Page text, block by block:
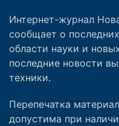
Интернет-журнал
сообщает о
области науки и
последние новости
техники.
Перепечатка
допустима при